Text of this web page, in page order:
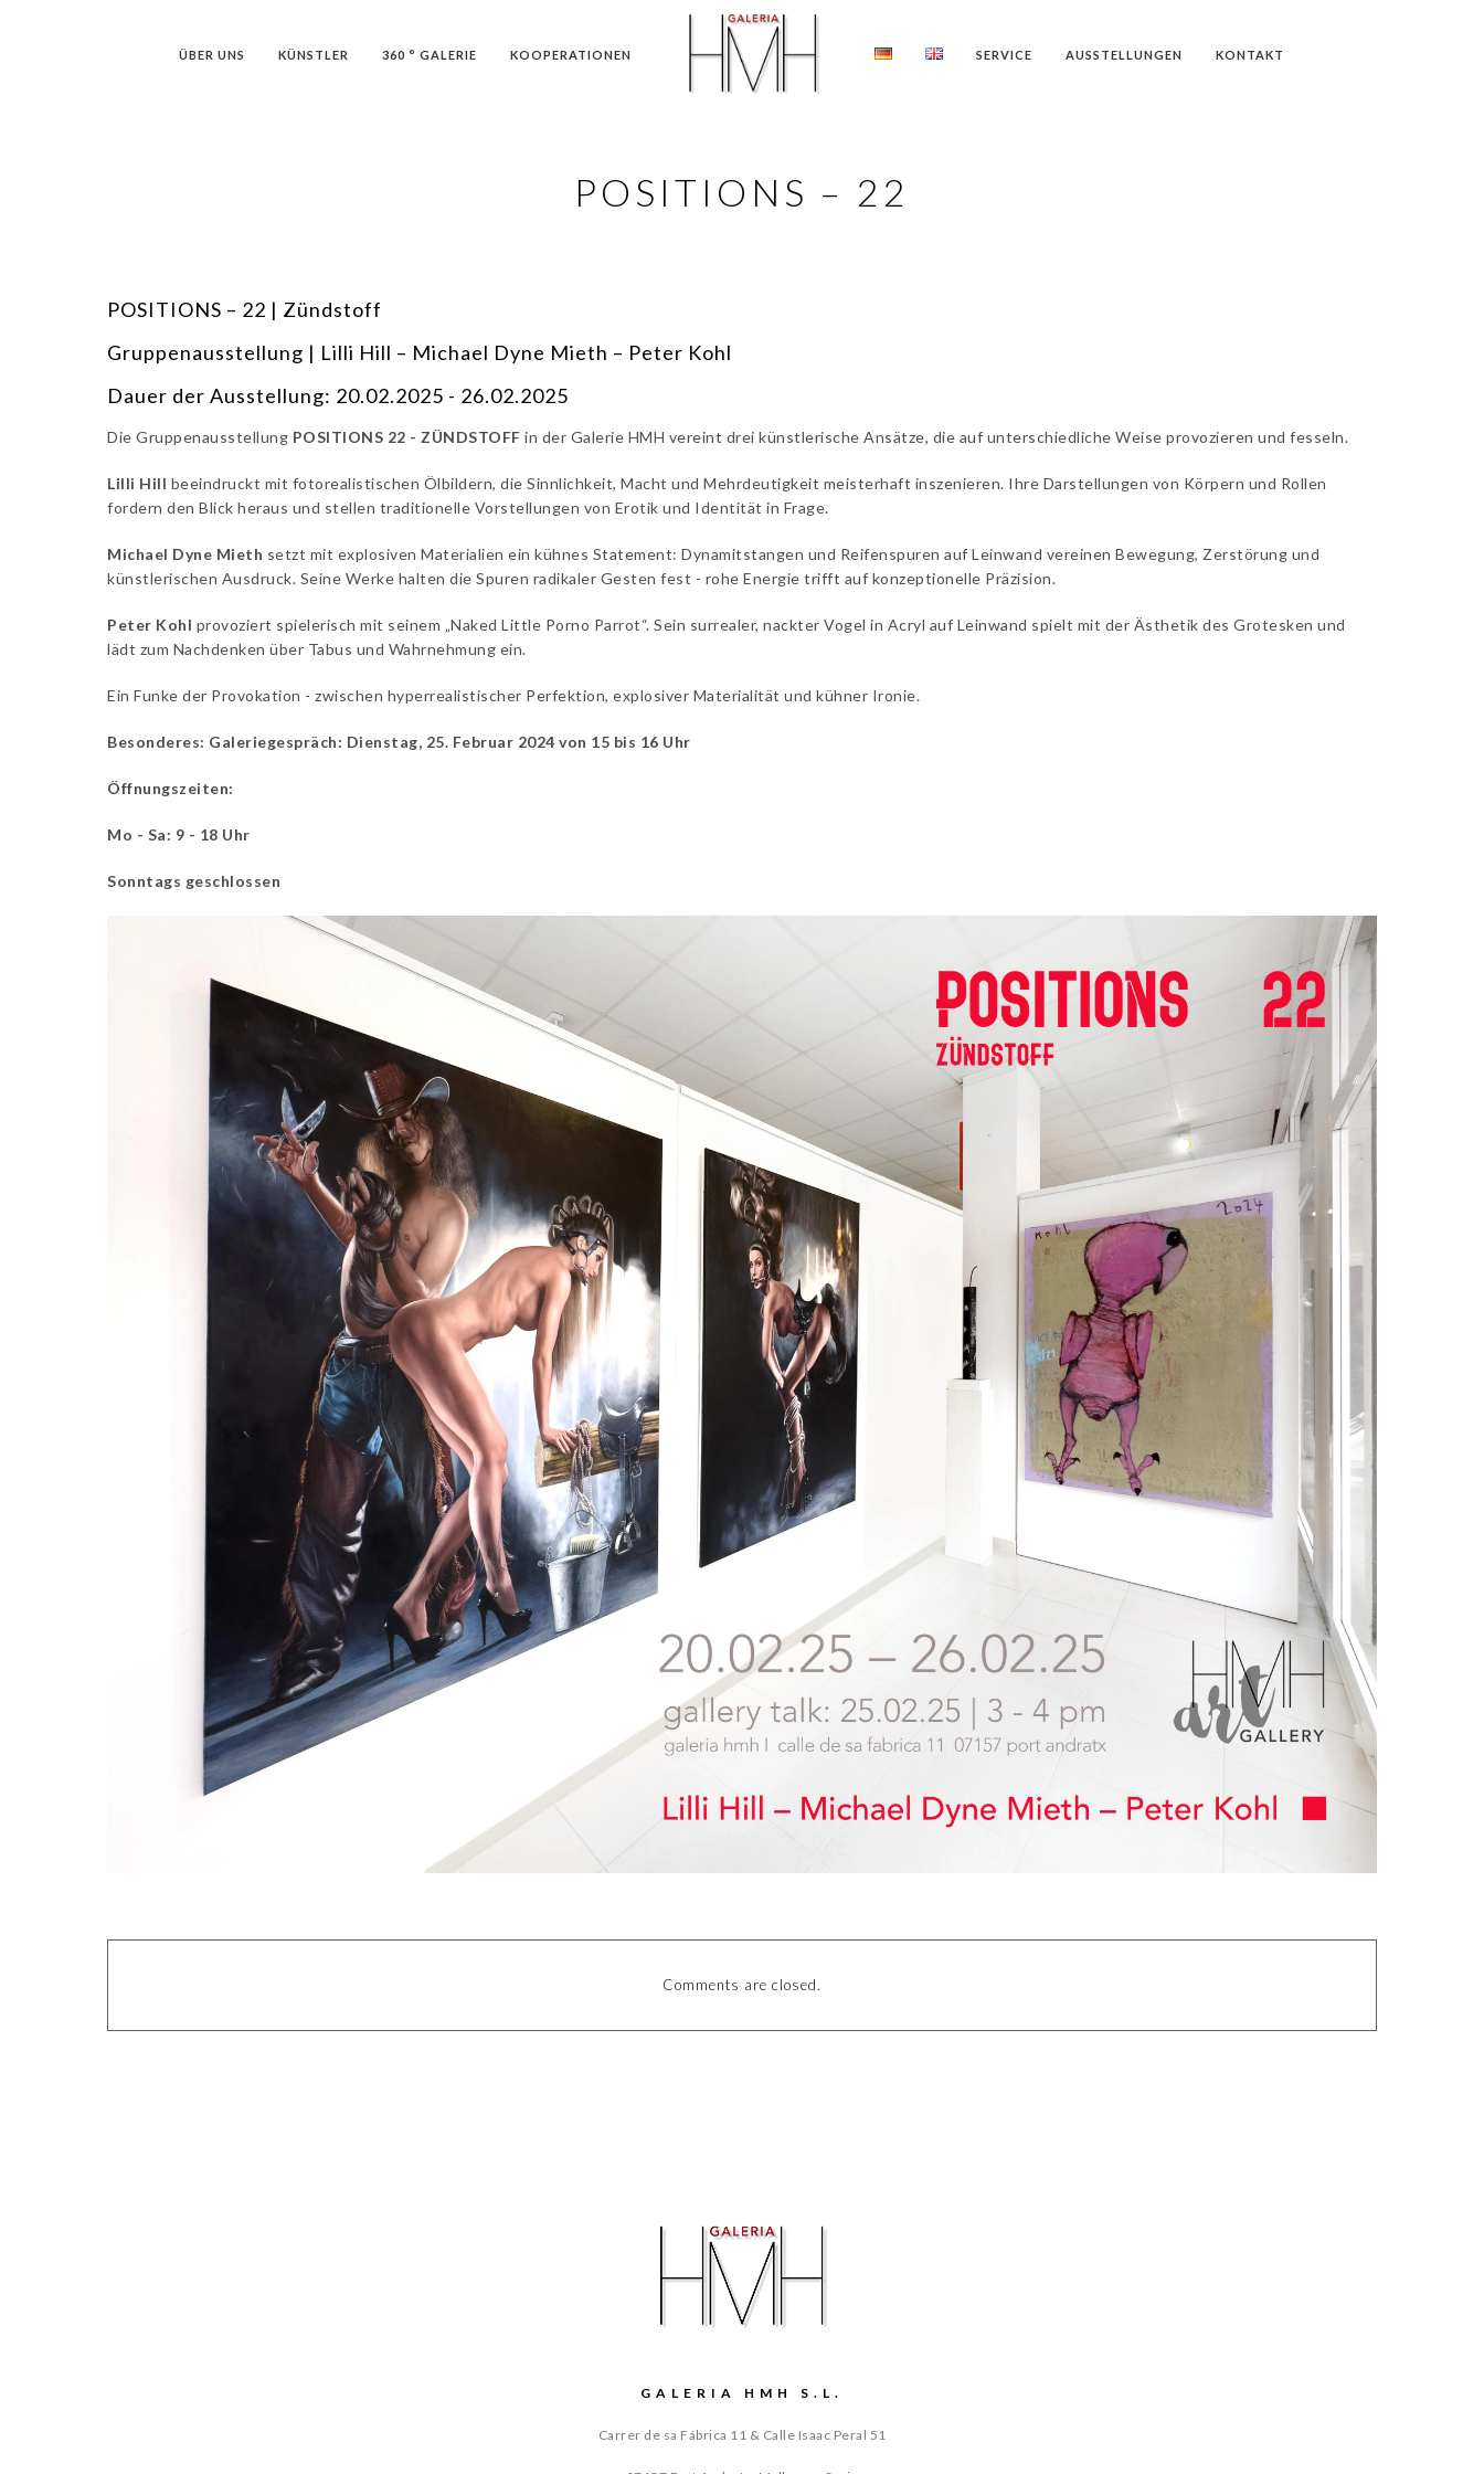
ÜBER UNS KÜNSTLER 360 ° GALERIE KOOPERATIONEN SERVICE AUSSTELLUNGEN KONTAKT
POSITIONS – 22
POSITIONS – 22 | Zündstoff
Gruppenausstellung | Lilli Hill – Michael Dyne Mieth – Peter Kohl
Dauer der Ausstellung: 20.02.2025 - 26.02.2025
Die Gruppenausstellung POSITIONS 22 - ZÜNDSTOFF in der Galerie HMH vereint drei künstlerische Ansätze, die auf unterschiedliche Weise provozieren und fesseln.
Lilli Hill beeindruckt mit fotorealistischen Ölbildern, die Sinnlichkeit, Macht und Mehrdeutigkeit meisterhaft inszenieren. Ihre Darstellungen von Körpern und Rollen
fordern den Blick heraus und stellen traditionelle Vorstellungen von Erotik und Identität in Frage.
Michael Dyne Mieth setzt mit explosiven Materialien ein kühnes Statement: Dynamitstangen und Reifenspuren auf Leinwand vereinen Bewegung, Zerstörung und
künstlerischen Ausdruck. Seine Werke halten die Spuren radikaler Gesten fest - rohe Energie trifft auf konzeptionelle Präzision.
Peter Kohl provoziert spielerisch mit seinem „Naked Little Porno Parrot“. Sein surrealer, nackter Vogel in Acryl auf Leinwand spielt mit der Ästhetik des Grotesken und
lädt zum Nachdenken über Tabus und Wahrnehmung ein.
Ein Funke der Provokation - zwischen hyperrealistischer Perfektion, explosiver Materialität und kühner Ironie.
Besonderes: Galeriegespräch: Dienstag, 25. Februar 2024 von 15 bis 16 Uhr
Öffnungszeiten:
Mo - Sa: 9 - 18 Uhr
Sonntags geschlossen
Comments are closed.
GALERIA HMH S.L.
Carrer de sa Fábrica 11 & Calle Isaac Peral 51